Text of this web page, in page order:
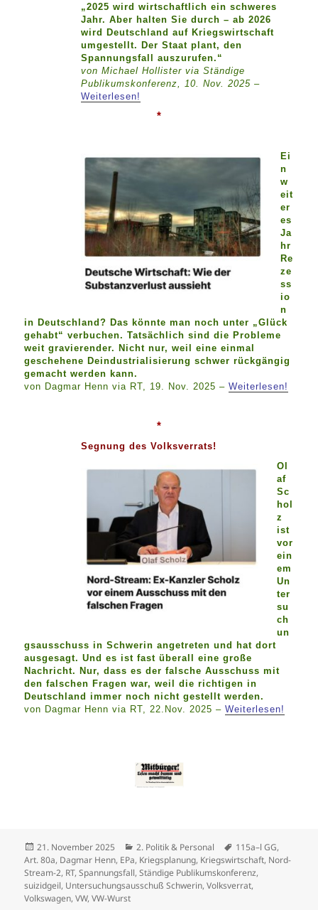
„2025 wird wirtschaftlich ein schweres
Jahr. Aber halten Sie durch – ab 2026
wird Deutschland auf Kriegswirtschaft
umgestellt. Der Staat plant, den
Spannungsfall auszurufen.“
von Michael Hollister viaStändige
Publikumskonferenz, 10. Nov. 2025 –
Weiterlesen!
*
Ei
n
w
eit
er
es
Ja
hr
Re
ze
ss
io
n
in Deutschland? Das könnte man noch unter „Glück
gehabt“ verbuchen. Tatsächlich sind die Probleme
weit gravierender. Nicht nur, weil eine einmal
geschehene Deindustrialisierung schwer rückgängig
gemacht werden kann.
von Dagmar Henn via RT, 19. Nov. 2025 –Weiterlesen!
*
Segnung des Volksverrats!
Ol
af
Sc
hol
z
ist
vor
ein
em
Un
ter
su
ch
un
gsausschuss in Schwerin angetreten und hat dort
ausgesagt. Und es ist fast überall eine große
Nachricht. Nur, dass es der falsche Ausschuss mit
den falschen Fragen war, weil die richtigen in
Deutschland immer noch nicht gestellt werden.
von Dagmar Henn via RT, 22.Nov. 2025 –Weiterlesen!
Veröffentlicht
am
21. November 2025 Kategorien
2. Politik & Personal Schlagwörter
115a–l GG,
Art. 80a, Dagmar Henn, EPa, Kriegsplanung, Kriegswirtschaft, Nord-
Stream-2, RT,Spannungsfall,Ständige Publikumskonferenz,
suizidgeil, Untersuchungsausschuß Schwerin,Volksverrat,
Volkswagen,VW,VW-Wurst